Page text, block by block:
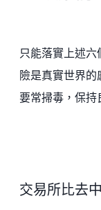
只能落實上述
險是真實世界
要常掃毒，保持
交易所比去